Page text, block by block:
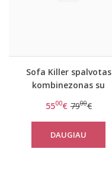
Sofa Killer spalvotas
kombinezonas su
Cactus
5500€ 7900€
DAUGIAU